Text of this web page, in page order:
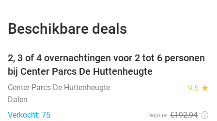
Beschikbare deals
2, 3 of 4 overnachtingen voor 2 tot 6 personen
bij Center Parcs De Huttenheugte
Center Parcs De Huttenheugte 9.5 star
Dalen
Verkocht: 75
Regulier €192,94